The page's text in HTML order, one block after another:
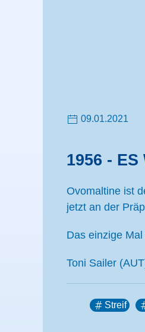
09.01.2021
1956 - ES
Ovomaltine ist
jetzt an der
Das einzige
Toni Sailer
Streif